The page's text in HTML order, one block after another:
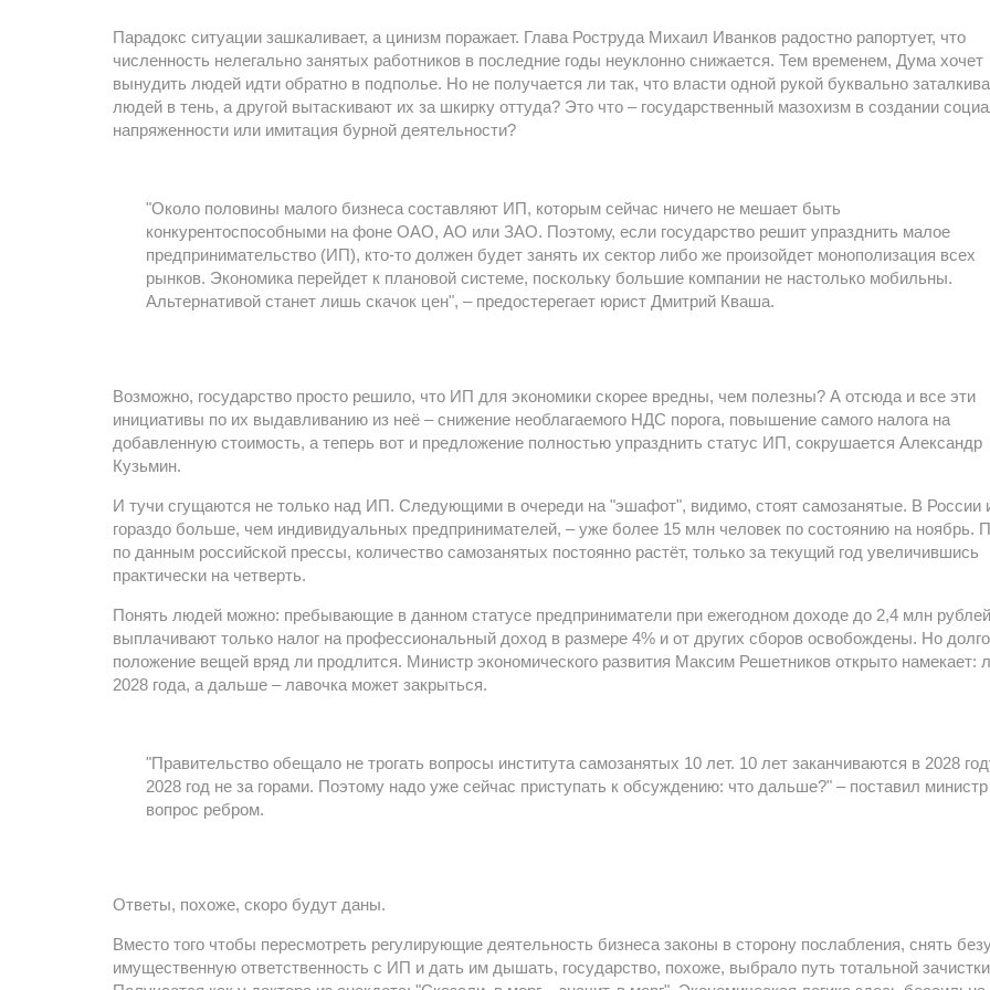
Парадокс ситуации зашкаливает, а цинизм поражает. Глава Роструда Михаил Иванков радостно рапортует, что
численность нелегально занятых работников в последние годы неуклонно снижается. Тем временем, Дума хочет
вынудить людей идти обратно в подполье. Но не получается ли так, что власти одной рукой буквально
людей в тень, а другой вытаскивают их за шкирку оттуда? Это что – государственный мазохизм в создании
напряженности или имитация бурной деятельности?
"Около половины малого бизнеса составляют ИП, которым сейчас ничего не мешает быть
конкурентоспособными на фоне ОАО, АО или ЗАО. Поэтому, если государство решит упразднить малое
предпринимательство (ИП), кто-то должен будет занять их сектор либо же произойдет монополизация всех
рынков. Экономика перейдет к плановой системе, поскольку большие компании не настолько мобильны.
Альтернативой станет лишь скачок цен", – предостерегает юрист Дмитрий Кваша.
Возможно, государство просто решило, что ИП для экономики скорее вредны, чем полезны? А отсюда и все эти
инициативы по их выдавливанию из неё – снижение необлагаемого НДС порога, повышение самого налога на
добавленную стоимость, а теперь вот и предложение полностью упразднить статус ИП, сокрушается Александр
Кузьмин.
И тучи сгущаются не только над ИП. Следующими в очереди на "эшафот", видимо, стоят самозанятые. В России
гораздо больше, чем индивидуальных предпринимателей, – уже более 15 млн человек по состоянию на ноябрь.
по данным российской прессы, количество самозанятых постоянно растёт, только за текущий год увеличившись
практически на четверть.
Понять людей можно: пребывающие в данном статусе предприниматели при ежегодном доходе до 2,4 млн рублей
выплачивают только налог на профессиональный доход в размере 4% и от других сборов освобождены. Но
положение вещей вряд ли продлится. Министр экономического развития Максим Решетников открыто намекает:
2028 года, а дальше – лавочка может закрыться.
"Правительство обещало не трогать вопросы института самозанятых 10 лет. 10 лет заканчиваются в 2028
2028 год не за горами. Поэтому надо уже сейчас приступать к обсуждению: что дальше?" – поставил министр
вопрос ребром.
Ответы, похоже, скоро будут даны.
Вместо того чтобы пересмотреть регулирующие деятельность бизнеса законы в сторону послабления, снять
имущественную ответственность с ИП и дать им дышать, государство, похоже, выбрало путь тотальной